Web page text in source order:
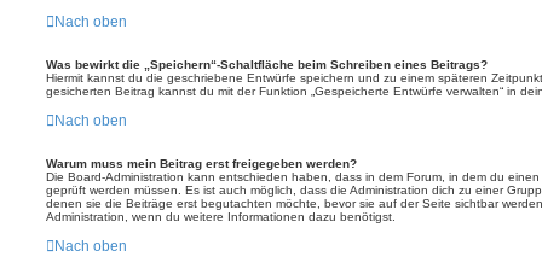
Nach oben
Was bewirkt die „Speichern“-Schaltfläche beim Schreiben eines Beitrags?
Hiermit kannst du die geschriebene Entwürfe speichern und zu einem späteren
gesicherten Beitrag kannst du mit der Funktion „Gespeicherte Entwürfe verwalten“ in
Nach oben
Warum muss mein Beitrag erst freigegeben werden?
Die Board-Administration kann entschieden haben, dass in dem Forum, in dem du
geprüft werden müssen. Es ist auch möglich, dass die Administration dich zu einer
denen sie die Beiträge erst begutachten möchte, bevor sie auf der Seite sichtbar
Administration, wenn du weitere Informationen dazu benötigst.
Nach oben